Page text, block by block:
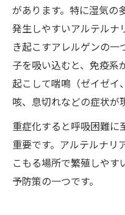
があります。特に湿気の
発生しやすいアルテルナ
き起こすアレルゲンの一
子を吸い込むと、免疫系
起こして喘鳴（ゼイゼイ
咳、息切れなどの症状が
重症化すると呼吸困難に
重要です。アルテルナリ
こもる場所で繁殖しや
予防策の一つです。